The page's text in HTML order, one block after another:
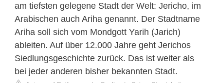
am tiefsten gelegene Stadt der Welt: Jericho, im
Arabischen auch Ariha genannt. Der Stadtname
Ariha soll sich vom Mondgott Yarih (Jarich)
ableiten. Auf über 12.000 Jahre geht Jerichos
Siedlungsgeschichte zurück. Das ist weiter als
bei jeder anderen bisher bekannten Stadt.